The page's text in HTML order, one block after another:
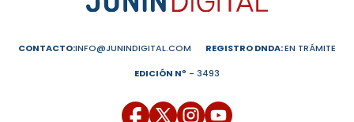
CONTACTO:INFO@JUNINDIGITAL.COM REGISTRO DNDA:EN TRÁMITE
EDICIÓN Nº - 3493